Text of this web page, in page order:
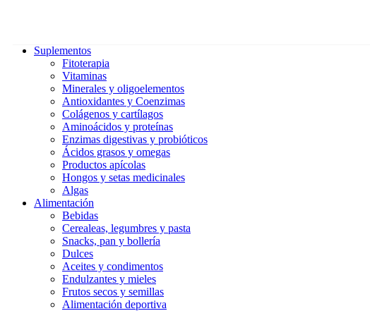
Suplementos
Fitoterapia
Vitaminas
Minerales y oligoelementos
Antioxidantes y Coenzimas
Colágenos y cartílagos
Aminoácidos y proteínas
Enzimas digestivas y probióticos
Ácidos grasos y omegas
Productos apícolas
Hongos y setas medicinales
Algas
Alimentación
Bebidas
Cerealeas, legumbres y pasta
Snacks, pan y bollería
Dulces
Aceites y condimentos
Endulzantes y mieles
Frutos secos y semillas
Alimentación deportiva